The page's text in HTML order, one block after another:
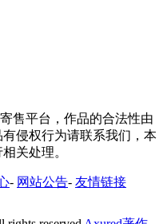
售平台，作品的合法性由
有侵权行为请联系我们，本
关处理。
- 网站公告- 友情链接